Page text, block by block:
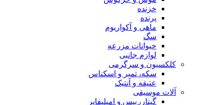
خزنده
پرنده
ماهی و آکواریوم
سگ
حیوانات مزرعه
لوازم جانبی
کلکسیون و سرگرمی
سکه، تمبر و اسکناس
عتیقه و آنتیک
آلات موسیقی
گیتار، بیس و امپلیفایر